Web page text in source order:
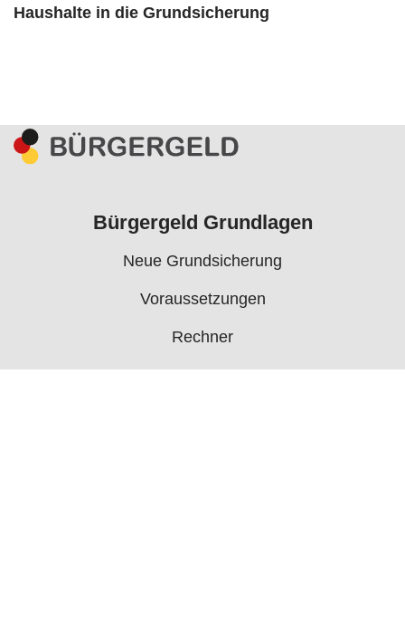
Haushalte in die Grundsicherung
Bürgergeld Grundlagen
Neue Grundsicherung
Voraussetzungen
Rechner
Antrag